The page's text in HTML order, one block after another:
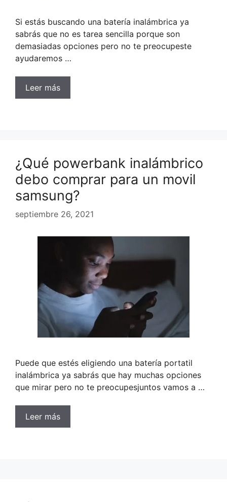
Si estás buscando una batería inalámbrica ya
sabrás que no es tarea sencilla porque son
demasiadas opciones pero no te preocupeste
ayudaremos …
Leer más
¿Qué powerbank inalámbrico
debo comprar para un movil
samsung?
septiembre 26, 2021
Puede que estés eligiendo una batería portatil
inalámbrica ya sabrás que hay muchas opciones
que mirar pero no te preocupesjuntos vamos a …
Leer más